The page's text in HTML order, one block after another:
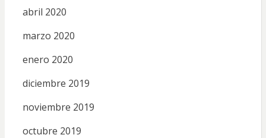
abril 2020
marzo 2020
enero 2020
diciembre 2019
noviembre 2019
octubre 2019